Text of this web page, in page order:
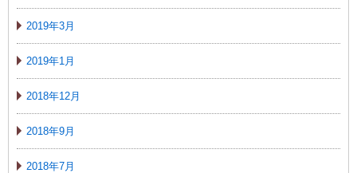
2019年3月
2019年1月
2018年12月
2018年9月
2018年7月